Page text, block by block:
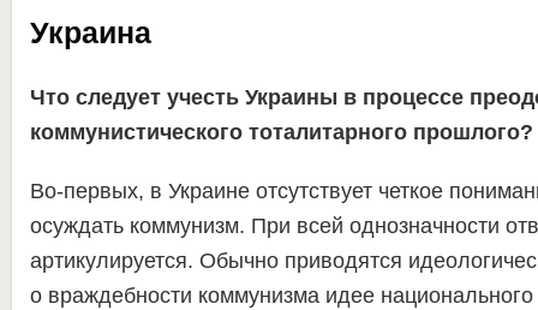
Украина
Что следует учесть Украины в процессе
коммунистического тоталитарного прошлого?
Во-первых, в Украине отсутствует четкое
осуждать коммунизм. При всей однозначности
артикулируется. Обычно приводятся
о враждебности коммунизма идее национального